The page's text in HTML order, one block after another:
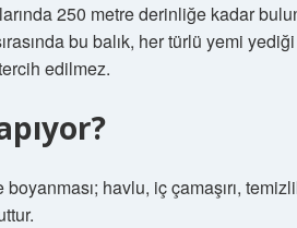
250 metre derinliğe kadar
bu balık, her türlü yemi
edilmez.
havlu, iç çamaşırı,